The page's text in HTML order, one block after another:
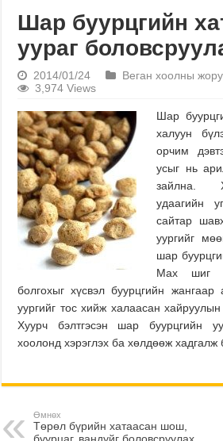
Шар буурцгийн
уураг
2014/01/24
Веган хоолны
3,974 Views
Шар
халуун
орчим
усыг нь
зайлна.
удаагийн
сайтар
уургийг
шар
Мах шиг
болгохыг хүсвэл буурцгийн
уургийг тос хийж халаасан
Хуурч бэлтгэсэн шар буурцгийн
хоолонд хэрэглэх ба хөлдөөж хадгалж
Өмнөх
Төрөл бүрийн хатаасан шош,
буурцаг, вандуйг боловсруулах